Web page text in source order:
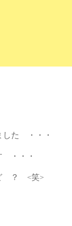
た ・・・
・・・
？ <笑>